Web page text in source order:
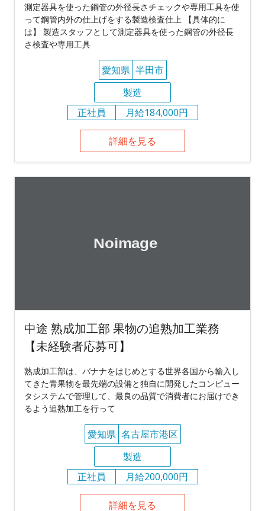
測定器具を使った鋼管の外径長さチェックや専用工具を使
って鋼管内外の仕上げをする製造検査仕上 【具体的に
は】 製造スタッフとして測定器具を使った鋼管の外径長
さ検査や専用工具
愛知県 半田市
製造
正社員
月給184,000円
詳細を見る
中途 熟成加工部 果物の追熟加工業務
【未経験者応募可】
熟成加工部は、バナナをはじめとする世界各国から輸入し
てきた青果物を最先端の設備と独自に開発したコンピュー
タシステムで管理して、最良の品質で消費者にお届けでき
るよう追熟加工を行って
愛知県 名古屋市港区
製造
正社員
月給200,000円
詳細を見る